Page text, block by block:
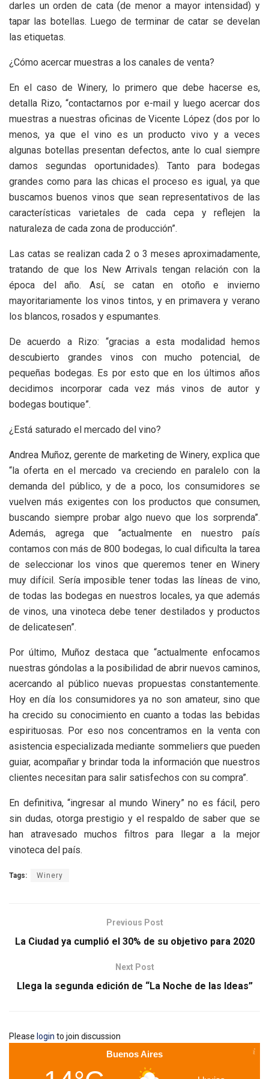
darles un orden de cata (de menor a mayor intensidad) y
tapar las botellas. Luego de terminar de catar se develan
las etiquetas.
¿Cómo acercar muestras a los canales de venta?
En el caso de Winery, lo primero que debe hacerse es,
detalla Rizo, “contactarnos por e-mail y luego acercar dos
muestras a nuestras oficinas de Vicente López (dos por lo
menos, ya que el vino es un producto vivo y a veces
algunas botellas presentan defectos, ante lo cual siempre
damos segundas oportunidades). Tanto para bodegas
grandes como para las chicas el proceso es igual, ya que
buscamos buenos vinos que sean representativos de las
características varietales de cada cepa y reflejen la
naturaleza de cada zona de producción”.
Las catas se realizan cada 2 o 3 meses aproximadamente,
tratando de que los New Arrivals tengan relación con la
época del año. Así, se catan en otoño e invierno
mayoritariamente los vinos tintos, y en primavera y verano
los blancos, rosados y espumantes.
De acuerdo a Rizo: “gracias a esta modalidad hemos
descubierto grandes vinos con mucho potencial, de
pequeñas bodegas. Es por esto que en los últimos años
decidimos incorporar cada vez más vinos de autor y
bodegas boutique”.
¿Está saturado el mercado del vino?
Andrea Muñoz, gerente de marketing de Winery, explica que
“la oferta en el mercado va creciendo en paralelo con la
demanda del público, y de a poco, los consumidores se
vuelven más exigentes con los productos que consumen,
buscando siempre probar algo nuevo que los sorprenda”.
Además, agrega que “actualmente en nuestro país
contamos con más de 800 bodegas, lo cual dificulta la tarea
de seleccionar los vinos que queremos tener en Winery
muy difícil. Sería imposible tener todas las líneas de vino,
de todas las bodegas en nuestros locales, ya que además
de vinos, una vinoteca debe tener destilados y productos
de delicatesen”.
Por último, Muñoz destaca que “actualmente enfocamos
nuestras góndolas a la posibilidad de abrir nuevos caminos,
acercando al público nuevas propuestas constantemente.
Hoy en día los consumidores ya no son amateur, sino que
ha crecido su conocimiento en cuanto a todas las bebidas
espirituosas. Por eso nos concentramos en la venta con
asistencia especializada mediante sommeliers que pueden
guiar, acompañar y brindar toda la información que nuestros
clientes necesitan para salir satisfechos con su compra”.
En definitiva, “ingresar al mundo Winery” no es fácil, pero
sin dudas, otorga prestigio y el respaldo de saber que se
han atravesado muchos filtros para llegar a la mejor
vinoteca del país.
Tags: Winery
Previous Post
La Ciudad ya cumplió el 30% de su objetivo para 2020
Next Post
Llega la segunda edición de “La Noche de las Ideas”
Please login to join discussion
Buenos Aires